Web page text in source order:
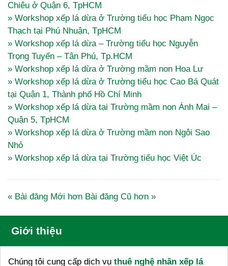
Chiêu ở Quận 6, TpHCM
» Workshop xếp lá dừa ở Trường tiểu học Phạm Ngọc
Thạch tại Phú Nhuận, TpHCM
» Workshop xếp lá dừa – Trường tiểu học Nguyễn
Trọng Tuyển – Tân Phú, Tp.HCM
» Workshop xếp lá dừa ở Trường mầm non Hoa Lư
» Workshop xếp lá dừa ở Trường tiểu học Cao Bá Quát
tại Quận 1, Thành phố Hồ Chí Minh
» Workshop xếp lá dừa tại Trường mầm non Ánh Mai –
Quận 5, TpHCM
» Workshop xếp lá dừa ở Trường mầm non Ngôi Sao
Nhỏ
» Workshop xếp lá dừa tại Trường tiểu học Việt Úc
« Bài đăng Mới hơn Bài đăng Cũ hơn »
Giới thiệu
Chúng tôi cung cấp dịch vụ thuê nghệ nhân xếp lá